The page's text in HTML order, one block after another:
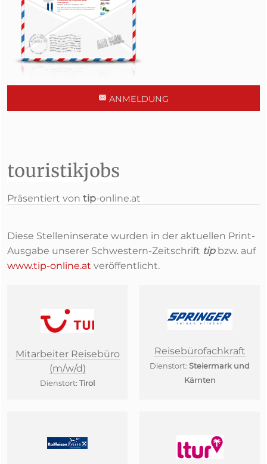
ANMELDUNG
touristikjobs
Präsentiert von tip-online.at
Diese Stelleninserate wurden in der aktuellen Print-
Ausgabe unserer Schwestern-Zeitschrift tipbzw. auf
www.tip-online.at veröffentlicht.
Mitarbeiter Reisebüro
(m/w/d)
Dienstort: Tirol
Reisebürofachkraft
Dienstort: Steiermark und
Kärnten